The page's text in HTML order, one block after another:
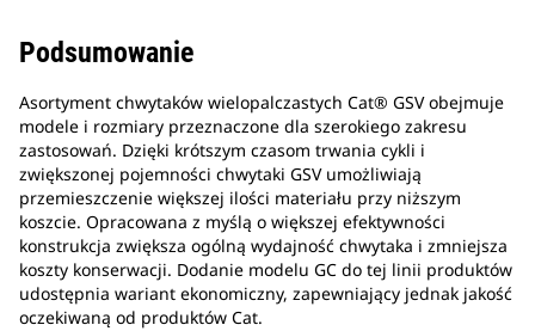
Podsumowanie
Asortyment chwytaków wielopalczastych Cat® GSV obejmuje
modele i rozmiary przeznaczone dla szerokiego zakresu
zastosowań. Dzięki krótszym czasom trwania cykli i
zwiększonej pojemności chwytaki GSV umożliwiają
przemieszczenie większej ilości materiału przy niższym
koszcie. Opracowana z myślą o większej efektywności
konstrukcja zwiększa ogólną wydajność chwytaka i zmniejsza
koszty konserwacji. Dodanie modelu GC do tej linii produktów
udostępnia wariant ekonomiczny, zapewniający jednak jakość
oczekiwaną od produktów Cat.